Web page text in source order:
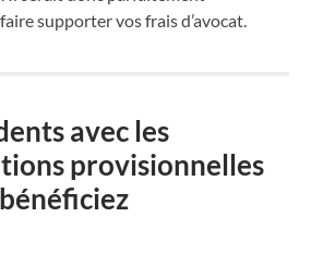
supporter vos frais d’avocat.
avec les
provisionnelles